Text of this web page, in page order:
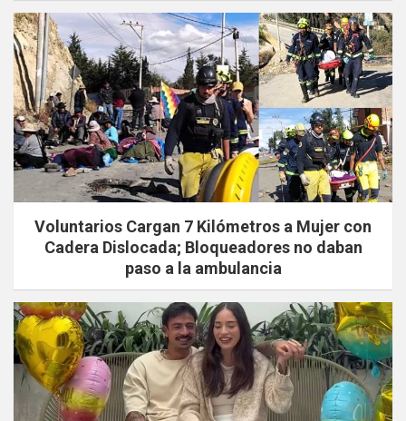
Voluntarios Cargan 7 Kilómetros a Mujer con
Cadera Dislocada; Bloqueadores no daban
paso a la ambulancia